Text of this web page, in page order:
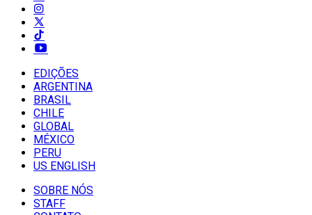
EDIÇÕES
ARGENTINA
BRASIL
CHILE
GLOBAL
MÉXICO
PERU
US ENGLISH
SOBRE NÓS
STAFF